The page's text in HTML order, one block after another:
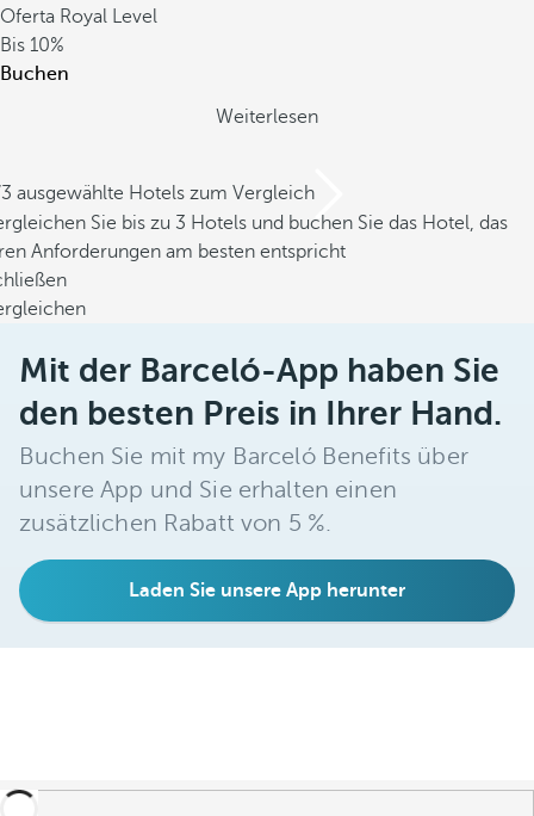
Oferta Royal Level
Bis 10%
Buchen
Weiterlesen
ausgewählte Hotels zum Vergleich
Sie bis zu 3 Hotels und buchen Sie das Hotel, das
Anforderungen am besten entspricht
Mit der Barceló-App haben Sie
den besten Preis in Ihrer Hand.
Buchen Sie mit my Barceló Benefits über
unsere App und Sie erhalten einen
zusätzlichen Rabatt von 5 %.
Laden Sie unsere App herunter